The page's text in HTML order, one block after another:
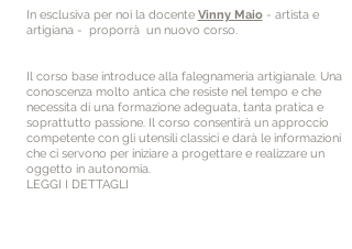
In esclusiva per noi la docente Vinny Maio- artista e
artigiana - proporrà un nuovo corso.
Il corso base introduce alla falegnameria artigianale. Una
conoscenza molto antica che resiste nel tempo e che
necessita di una formazione adeguata, tanta pratica e
soprattutto passione. Il corso consentirà un approccio
competente con gli utensili classici e darà le informazioni
che ci servono per iniziare a progettare e realizzare un
oggetto in autonomia.
LEGGI I DETTAGLI